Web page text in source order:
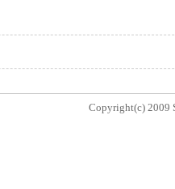
Copyright(c) 2009